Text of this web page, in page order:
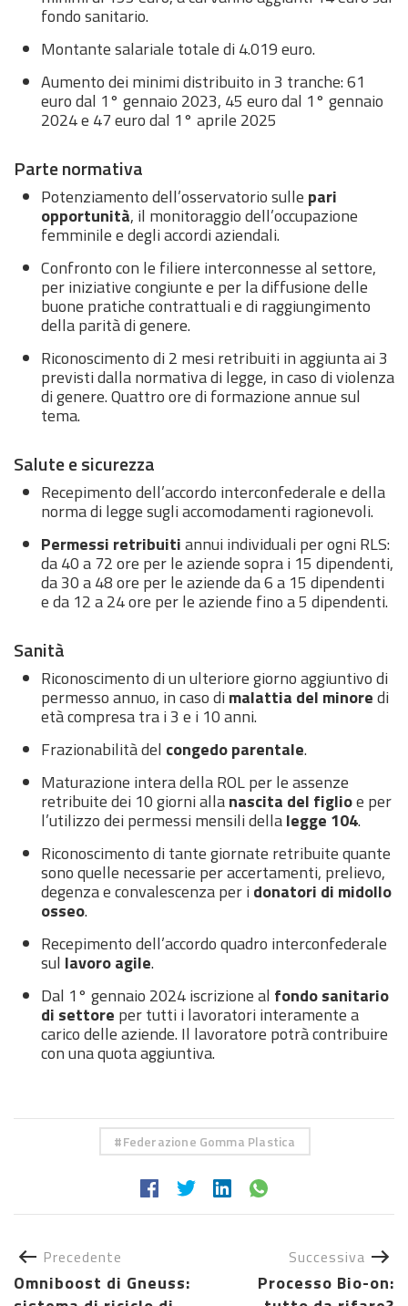
fondo sanitario.
Montante salariale totale di 4.019 euro.
Aumento dei minimi distribuito in 3 tranche: 61
euro dal 1° gennaio 2023, 45 euro dal 1° gennaio
2024 e 47 euro dal 1° aprile 2025
Parte normativa
Potenziamento dell’osservatorio sulle pari
opportunità, il monitoraggio dell’occupazione
femminile e degli accordi aziendali.
Confronto con le filiere interconnesse al settore,
per iniziative congiunte e per la diffusione delle
buone pratiche contrattuali e di raggiungimento
della parità di genere.
Riconoscimento di 2 mesi retribuiti in aggiunta ai 3
previsti dalla normativa di legge, in caso di violenza
di genere. Quattro ore di formazione annue sul
tema.
Salute e sicurezza
Recepimento dell’accordo interconfederale e della
norma di legge sugli accomodamenti ragionevoli.
Permessi retribuitiannui individuali per ogni RLS:
da 40 a 72 ore per le aziende sopra i 15 dipendenti,
da 30 a 48 ore per le aziende da 6 a 15 dipendenti
e da 12 a 24 ore per le aziende fino a 5 dipendenti.
Sanità
Riconoscimento di un ulteriore giorno aggiuntivo di
permesso annuo, in caso di malattia del minoredi
età compresa tra i 3 e i 10 anni.
Frazionabilità del congedo parentale.
Maturazione intera della ROL per le assenze
retribuite dei 10 giorni allanascita del figlioe per
l’utilizzo dei permessi mensili dellalegge 104.
Riconoscimento di tante giornate retribuite quante
sono quelle necessarie per accertamenti, prelievo,
degenza e convalescenza per i donatori di midollo
osseo.
Recepimento dell’accordo quadro interconfederale
sul lavoro agile.
Dal 1° gennaio 2024 iscrizione al fondo sanitario
di settore per tutti i lavoratori interamente a
carico delle aziende. Il lavoratore potrà contribuire
con una quota aggiuntiva.
Federazione Gomma Plastica
Precedente
Omniboost di Gneuss:
Successiva
Processo Bio-on: